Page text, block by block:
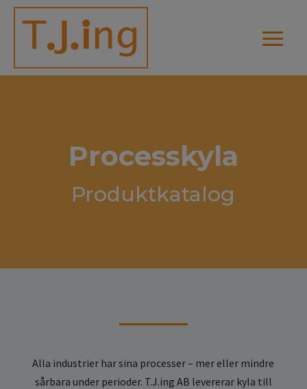
Processkyla
Produktkatalog
Alla industrier har sina processer – mer eller mindre
sårbara under perioder. T.J.ing AB levererar kyla till